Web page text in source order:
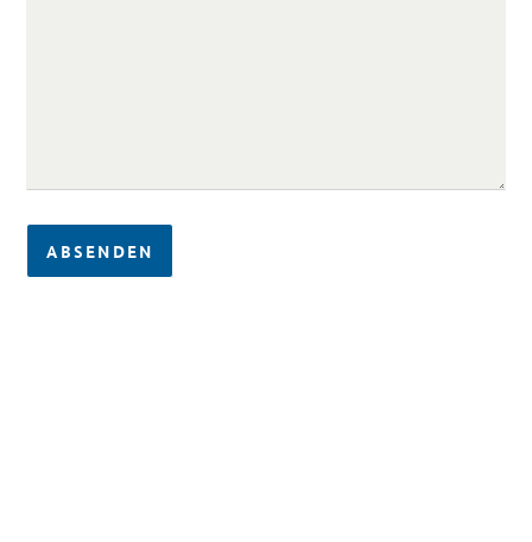
ABSENDEN